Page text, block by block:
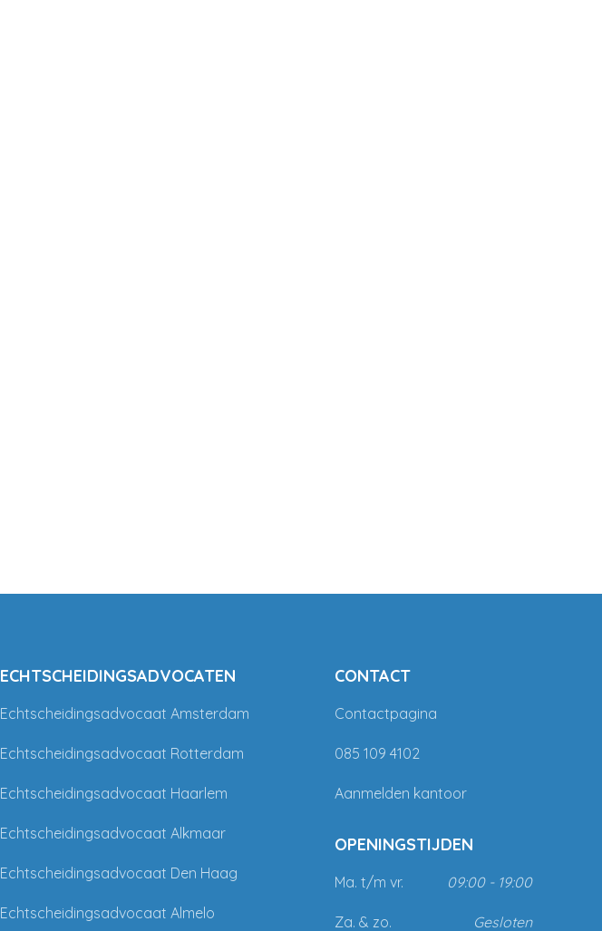
ECHTSCHEIDINGSADVOCATEN
Echtscheidingsadvocaat Amsterdam
Echtscheidingsadvocaat Rotterdam
Echtscheidingsadvocaat Haarlem
Echtscheidingsadvocaat Alkmaar
Echtscheidingsadvocaat Den Haag
Echtscheidingsadvocaat Almelo
CONTACT
Contactpagina
085 109 4102
Aanmelden kantoor
OPENINGSTIJDEN
Ma. t/m vr. 09:00 - 19:00
Za. & zo. Gesloten